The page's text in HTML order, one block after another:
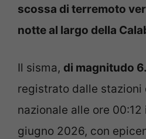
scossa di terremoto
notte al largo della
Il sisma, di magnitudo
registrato dalle stazioni
nazionale alle ore
giugno 2026, con